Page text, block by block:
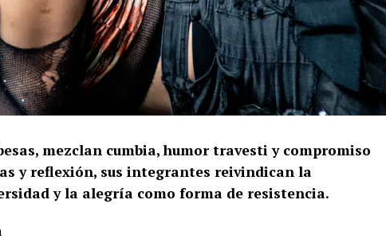
mezclan cumbia, humor travesti y compromiso
y reflexión, sus integrantes reivindican la
y la alegría como forma de resistencia.